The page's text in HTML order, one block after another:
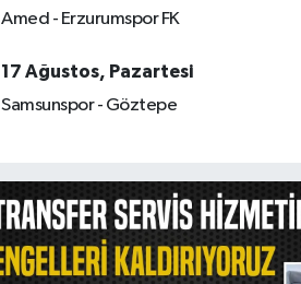
Amed - Erzurumspor FK
17 Ağustos, Pazartesi
Samsunspor - Göztepe